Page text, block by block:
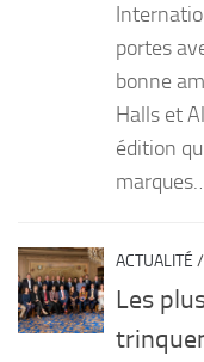
portes
bonne
Halls et
édition
ACTUALITÉ /
Les